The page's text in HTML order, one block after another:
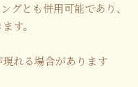
グとも併用可能であり、
す。
れる場合があります